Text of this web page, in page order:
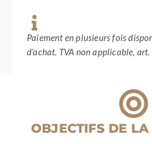
activité
avec
l'Intelligence
Artificielle
Paiement en plusieurs fois
d'achat. TVA non applicable,
OBJECTIFS DE